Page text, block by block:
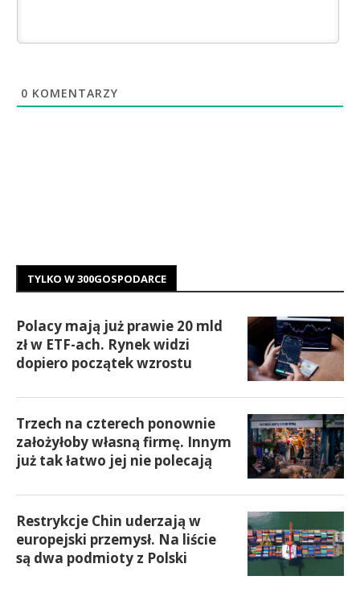
0 KOMENTARZY
TYLKO W 300GOSPODARCE
Polacy mają już prawie 20 mld
zł w ETF-ach. Rynek widzi
dopiero początek wzrostu
Trzech na czterech ponownie
założyłoby własną firmę. Innym
już tak łatwo jej nie polecają
Restrykcje Chin uderzają w
europejski przemysł. Na liście
są dwa podmioty z Polski